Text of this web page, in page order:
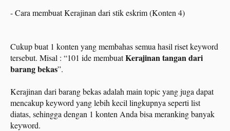
- Cara membuat Kerajinan dari stik eskrim (Konten 4)
Cukup buat 1 konten yang membahas semua hasil riset keyword
tersebut. Misal : “101 ide membuatKerajinan tangan dari
barang bekas”.
Kerajinan dari barang bekas adalah main topic yang juga dapat
mencakup keyword yang lebih kecil lingkupnya seperti list
diatas, sehingga dengan 1 konten Anda bisa meranking banyak
keyword.